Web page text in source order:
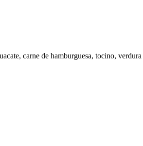
carne de hamburguesa, tocino, verdura